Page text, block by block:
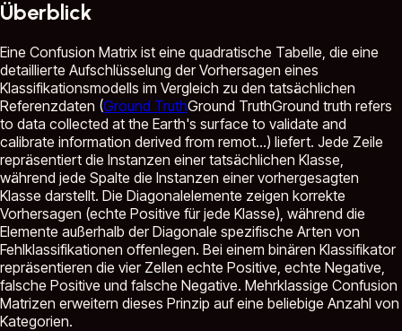
Überblick
Eine Confusion Matrix ist eine quadratische Tabelle, die eine
detaillierte Aufschlüsselung der Vorhersagen eines
Klassifikationsmodells im Vergleich zu den tatsächlichen
Referenzdaten (Ground TruthGround TruthGround truth refers
to data collected at the Earth's surface to validate and
calibrate information derived from remot...) liefert. Jede Zeile
repräsentiert die Instanzen einer tatsächlichen Klasse,
während jede Spalte die Instanzen einer vorhergesagten
Klasse darstellt. Die Diagonalelemente zeigen korrekte
Vorhersagen (echte Positive für jede Klasse), während die
Elemente außerhalb der Diagonale spezifische Arten von
Fehlklassifikationen offenlegen. Bei einem binären Klassifikator
repräsentieren die vier Zellen echte Positive, echte Negative,
falsche Positive und falsche Negative. Mehrklassige Confusion
Matrizen erweitern dieses Prinzip auf eine beliebige Anzahl von
Kategorien.